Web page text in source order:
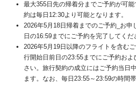
最大355日先の帰着分までご予約が可
約は毎日12:30より可能となります。
2026年5月18日帰着までのご予約_お申
日の16:59までにご予約を完了してくだ
2026年5月19日以降のフライトを含む
行開始日前日の23:55までにご予約お
さい。旅行契約の成立にはご予約当日
ます。なお、毎日23:55～23:59の時間